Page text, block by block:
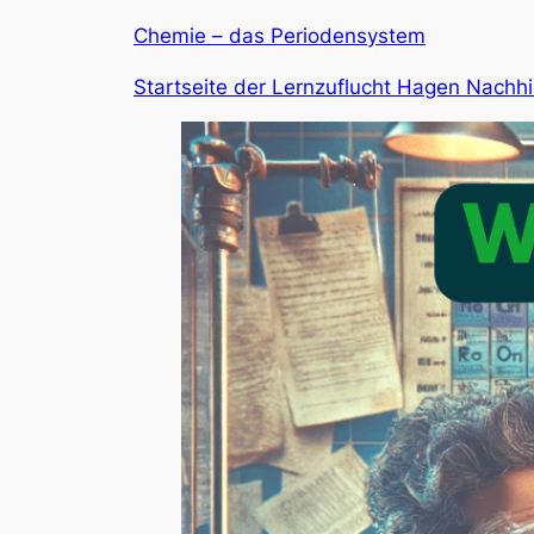
Chemie – das Periodensystem
Startseite der Lernzuflucht Hagen